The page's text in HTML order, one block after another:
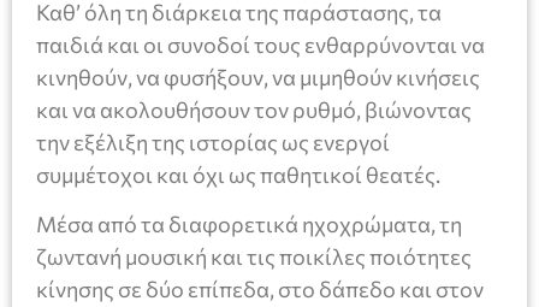
Καθ’ όλη τη διάρκεια της παράστασης, τα
παιδιά και οι συνοδοί τους ενθαρρύνονται να
κινηθούν, να φυσήξουν, να μιμηθούν κινήσεις
και να ακολουθήσουν τον ρυθμό, βιώνοντας
την εξέλιξη της ιστορίας ως ενεργοί
συμμέτοχοι και όχι ως παθητικοί θεατές.
Μέσα από τα διαφορετικά ηχοχρώματα, τη
ζωντανή μουσική και τις ποικίλες ποιότητες
κίνησης σε δύο επίπεδα, στο δάπεδο και στον